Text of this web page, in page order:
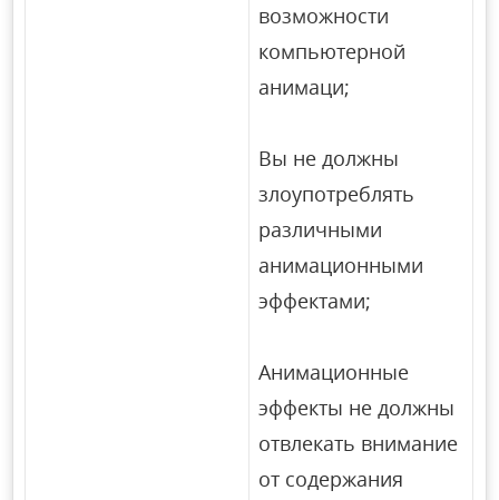
возможности
компьютерной
анимаци;
Вы не должны
злоупотреблять
различными
анимационными
эффектами;
Анимационные
эффекты не должны
отвлекать внимание
от содержания